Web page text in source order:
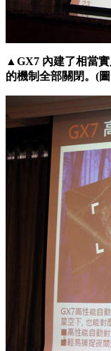
▲GX7 內建了相當
的機制全部關閉。(